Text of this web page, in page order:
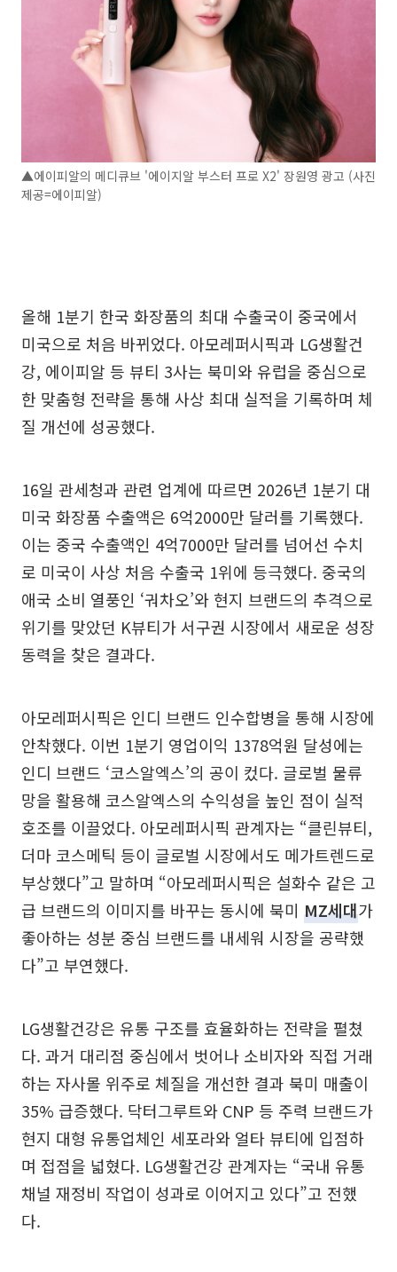
▲에이피알의 메디큐브 '에이지알 부스터 프로 X2' 장원영 광고 (사진
제공=에이피알)
올해 1분기 한국 화장품의 최대 수출국이 중국에서
미국으로 처음 바뀌었다. 아모레퍼시픽과 LG생활건
강, 에이피알 등 뷰티 3사는 북미와 유럽을 중심으로
한 맞춤형 전략을 통해 사상 최대 실적을 기록하며 체
질 개선에 성공했다.
16일 관세청과 관련 업계에 따르면 2026년 1분기 대
미국 화장품 수출액은 6억2000만 달러를 기록했다.
이는 중국 수출액인 4억7000만 달러를 넘어선 수치
로 미국이 사상 처음 수출국 1위에 등극했다. 중국의
애국 소비 열풍인 ‘궈차오’와 현지 브랜드의 추격으로
위기를 맞았던 K뷰티가 서구권 시장에서 새로운 성장
동력을 찾은 결과다.
아모레퍼시픽은 인디 브랜드 인수합병을 통해 시장에
안착했다. 이번 1분기 영업이익 1378억원 달성에는
인디 브랜드 ‘코스알엑스’의 공이 컸다. 글로벌 물류
망을 활용해 코스알엑스의 수익성을 높인 점이 실적
호조를 이끌었다. 아모레퍼시픽 관계자는 “클린뷰티,
더마 코스메틱 등이 글로벌 시장에서도 메가트렌드로
부상했다”고 말하며 “아모레퍼시픽은 설화수 같은 고
급 브랜드의 이미지를 바꾸는 동시에 북미 MZ세대가
좋아하는 성분 중심 브랜드를 내세워 시장을 공략했
다”고 부연했다.
LG생활건강은 유통 구조를 효율화하는 전략을 펼쳤
다. 과거 대리점 중심에서 벗어나 소비자와 직접 거래
하는 자사몰 위주로 체질을 개선한 결과 북미 매출이
35% 급증했다. 닥터그루트와 CNP 등 주력 브랜드가
현지 대형 유통업체인 세포라와 얼타 뷰티에 입점하
며 접점을 넓혔다. LG생활건강 관계자는 “국내 유통
채널 재정비 작업이 성과로 이어지고 있다”고 전했
다.